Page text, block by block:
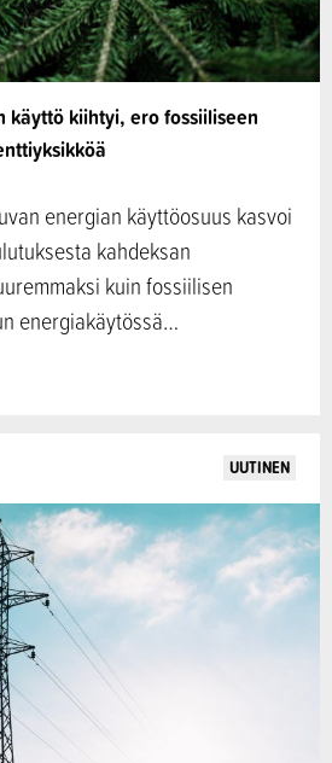
käyttö kiihtyi, ero fossiiliseen
energian käyttöosuus kasvoi
kahdeksan
kuin fossiilisen
energiakäytössä…
UUTINEN